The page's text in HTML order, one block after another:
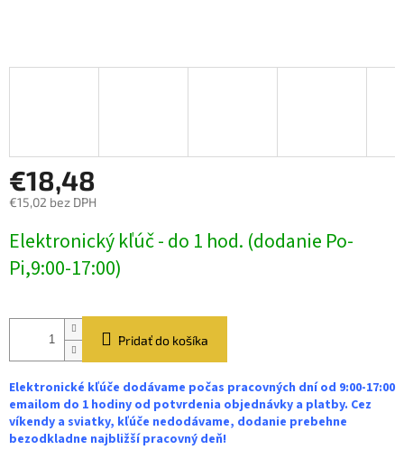
€18,48
€15,02 bez DPH
cena:
Elektronický kľúč - do 1 hod. (dodanie Po-
Pi,9:00-17:00)
Pridať do košíka
Elektronické kľúče dodávame počas pracovných dní od 9:00-17:00
emailom do 1 hodiny od potvrdenia objednávky a platby. Cez
víkendy a sviatky, kľúče nedodávame, dodanie prebehne
bezodkladne najbližší pracovný deň!